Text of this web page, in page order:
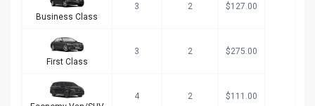
Business Class
3 2 $127.00
First Class
3 2 $275.00
4 2 $111.00